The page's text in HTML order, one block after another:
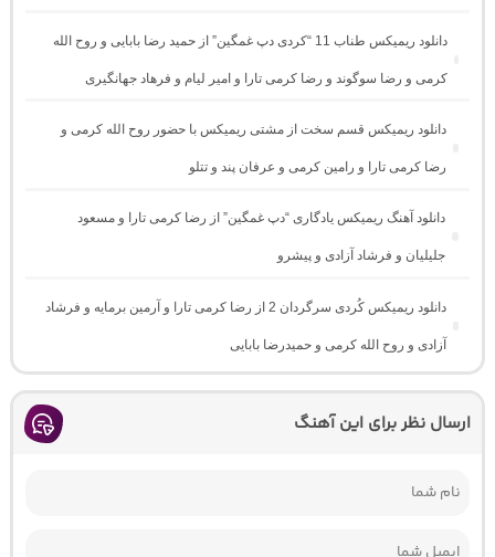
دانلود ریمیکس طناب 11 “کردی دپ غمگین” از حمید رضا بابایی و روح الله
کرمی و رضا سوگوند و رضا کرمی تارا و امیر لیام و فرهاد جهانگیری
دانلود ریمیکس قسم سخت از مشتی ریمیکس با حضور روح الله کرمی و
رضا کرمی تارا و رامین کرمی و عرفان پند و تتلو
دانلود آهنگ ریمیکس یادگاری “دپ غمگین” از رضا کرمی تارا و مسعود
جلیلیان و فرشاد آزادی و پیشرو
دانلود ریمیکس کُردی سرگردان 2 از رضا کرمی تارا و آرمین برمایه و فرشاد
آزادی و روح الله کرمی و حمیدرضا بابایی
ارسال نظر برای این آهنگ